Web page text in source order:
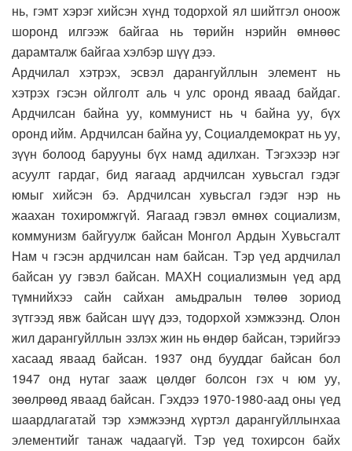
нь, гэмт хэрэг хийсэн хүнд тодорхой ял шийтгэл оноож
шоронд илгээж байгаа нь төрийн нэрийн өмнөөс
дарамталж байгаа хэлбэр шүү дээ.
Ардчилал хэтрэх, эсвэл дарангуйллын элемент нь
хэтрэх гэсэн ойлголт аль ч улс оронд яваад байдаг.
Ардчилсан байна уу, коммунист нь ч байна уу, бүх
оронд ийм. Ардчилсан байна уу, Социалдемократ нь уу,
зүүн болоод барууны бүх намд адилхан. Тэгэхээр нэг
асуулт гардаг, бид яагаад ардчилсан хувьсгал гэдэг
юмыг хийсэн бэ. Ардчилсан хувьсгал гэдэг нэр нь
жаахан тохиромжгүй. Яагаад гэвэл өмнөх социализм,
коммунизм байгуулж байсан Монгол Ардын Хувьсгалт
Нам ч гэсэн ардчилсан нам байсан. Тэр үед ардчилал
байсан уу гэвэл байсан. МАХН социализмын үед ард
түмнийхээ сайн сайхан амьдралын төлөө зориод
зүтгээд явж байсан шүү дээ, тодорхой хэмжээнд. Олон
жил дарангуйллын эзлэх жин нь өндөр байсан, тэрийгээ
хасаад яваад байсан. 1937 онд бууддаг байсан бол
1947 онд нутаг зааж цөлдөг болсон гэх ч юм уу,
зөөлрөөд яваад байсан. Гэхдээ 1970-1980-аад оны үед
шаардлагатай тэр хэмжээнд хүртэл дарангуйллынхаа
элементийг танаж чадаагүй. Тэр үед тохирсон байх